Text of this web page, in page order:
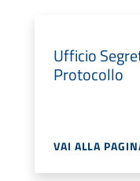
Ufficio
Protocollo
VAI ALLA